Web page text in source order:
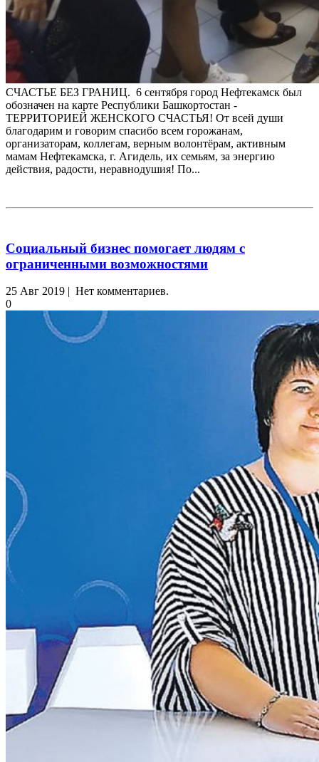
СЧАСТЬЕ БЕЗ ГРАНИЦ. 6 сентября город Нефтекамск был
обозначен на карте Республики Башкортостан -
ТЕРРИТОРИЕЙ ЖЕНСКОГО СЧАСТЬЯ! От всей души
благодарим и говорим спасибо всем горожанам,
организаторам, коллегам, верным волонтёрам, активным
мамам Нефтекамска, г. Агидель, их семьям, за энергию
действия, радости, неравнодушия! По...
Социальный бизнес помогает людям с
ограниченными возможностями
25 Авг 2019 | Нет комментариев.
0